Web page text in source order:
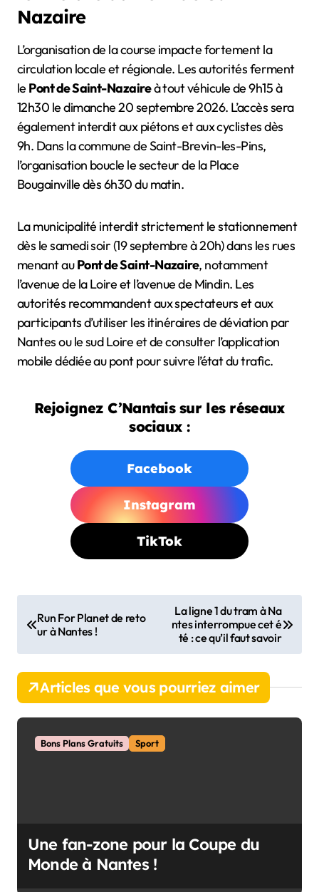
Nazaire
L’organisation de la course impacte fortement la
circulation locale et régionale. Les autorités ferment
le Pont de Saint-Nazaireà tout véhicule de 9h15 à
12h30 le dimanche 20 septembre 2026. L’accès sera
également interdit aux piétons et aux cyclistes dès
9h. Dans la commune de Saint-Brevin-les-Pins,
l’organisation boucle le secteur de la Place
Bougainville dès 6h30 du matin.
La municipalité interdit strictement le stationnement
dès le samedi soir (19 septembre à 20h) dans les rues
menant auPont de Saint-Nazaire, notamment
l’avenue de la Loire et l’avenue de Mindin. Les
autorités recommandent aux spectateurs et aux
participants d’utiliser les itinéraires de déviation par
Nantes ou le sud Loire et de consulter l’application
mobile dédiée au pont pour suivre l’état du trafic.
Rejoignez C’Nantais sur les réseaux
sociaux :
Facebook
Instagram
TikTok
a
v
i
g
a
Run For Planet de reto
ur à Nantes !
La ligne 1 du tram à Na
ntes interrompue cet é
té : ce qu’il faut savoir
Articles que vous pourriez aimer
Bons Plans Gratuits Sport
Une fan-zone pour la Coupe du
Monde à Nantes !